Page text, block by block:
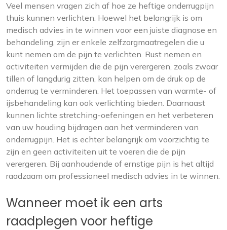
Veel mensen vragen zich af hoe ze heftige onderrugpijn
thuis kunnen verlichten. Hoewel het belangrijk is om
medisch advies in te winnen voor een juiste diagnose en
behandeling, zijn er enkele zelfzorgmaatregelen die u
kunt nemen om de pijn te verlichten. Rust nemen en
activiteiten vermijden die de pijn verergeren, zoals zwaar
tillen of langdurig zitten, kan helpen om de druk op de
onderrug te verminderen. Het toepassen van warmte- of
ijsbehandeling kan ook verlichting bieden. Daarnaast
kunnen lichte stretching-oefeningen en het verbeteren
van uw houding bijdragen aan het verminderen van
onderrugpijn. Het is echter belangrijk om voorzichtig te
zijn en geen activiteiten uit te voeren die de pijn
verergeren. Bij aanhoudende of ernstige pijn is het altijd
raadzaam om professioneel medisch advies in te winnen.
Wanneer moet ik een arts
raadplegen voor heftige